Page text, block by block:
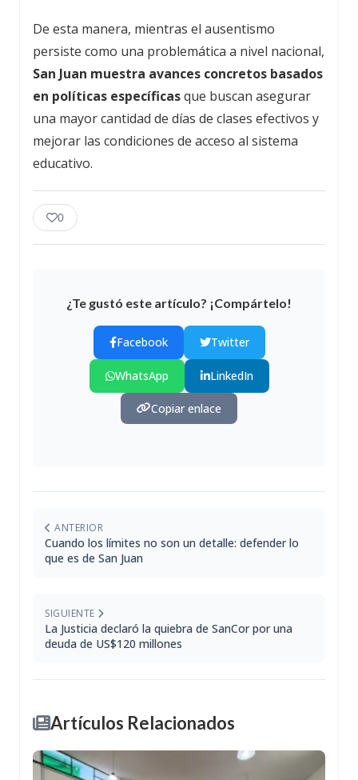
De esta manera, mientras el ausentismo
persiste como una problemática a nivel nacional,
San Juan muestra avances concretos basados
en políticas específicasque buscan asegurar
una mayor cantidad de días de clases efectivos y
mejorar las condiciones de acceso al sistema
educativo.
0
¿Te gustó este artículo? ¡Compártelo!
Facebook Twitter
WhatsApp LinkedIn
Copiar enlace
ANTERIOR
Cuando los límites no son un detalle: defender lo
que es de San Juan
SIGUIENTE
La Justicia declaró la quiebra de SanCor por una
deuda de US$120 millones
Artículos Relacionados